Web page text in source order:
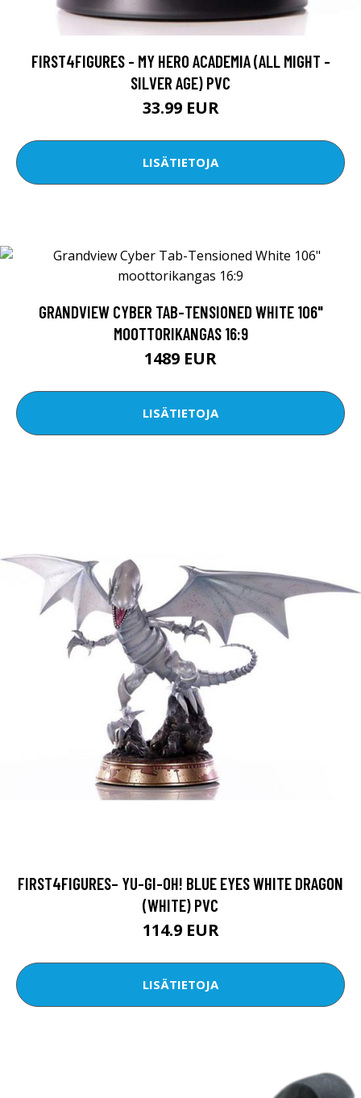
FIRST4FIGURES - MY HERO ACADEMIA (ALL MIGHT -
SILVER AGE) PVC
33.99 EUR
LISÄTIETOJA
GRANDVIEW CYBER TAB-TENSIONED WHITE 106"
MOOTTORIKANGAS 16:9
1489 EUR
LISÄTIETOJA
FIRST4FIGURES– YU-GI-OH! BLUE EYES WHITE DRAGON
(WHITE) PVC
114.9 EUR
LISÄTIETOJA